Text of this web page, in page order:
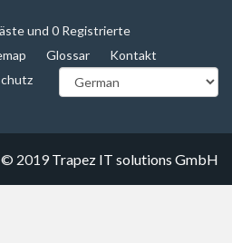
und 0 Registrierte
Glossar
Kontakt
© 2019Trapez IT solutions GmbH